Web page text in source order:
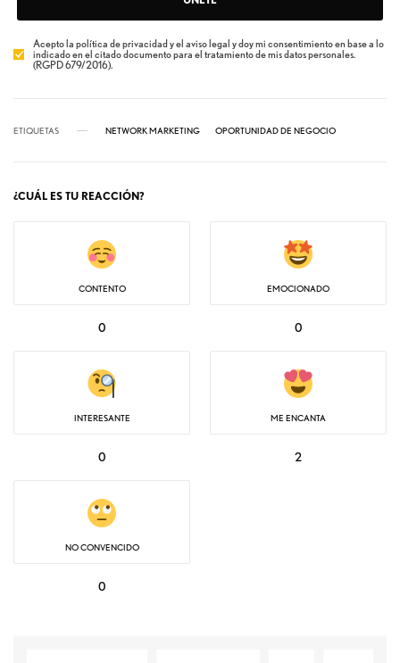
Acepto la política de privacidad y el aviso legal y doy mi consentimiento en base a lo
indicado en el citado documento para el tratamiento de mis datos personales.
(RGPD 679/2016).
ETIQUETAS NETWORK MARKETING OPORTUNIDAD DE NEGOCIO
¿CUÁL ES TU REACCIÓN?
CONTENTO
0
EMOCIONADO
0
INTERESANTE
0
ME ENCANTA
2
NO CONVENCIDO
0